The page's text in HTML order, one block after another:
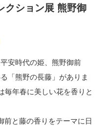
クション展 熊野御
安時代の姫、熊野御前
「熊野の長藤」がありま
毎年春に美しい花を香りと
前と藤の香りをテーマに日